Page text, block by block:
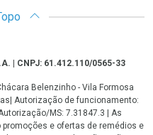
| CNPJ: 61.412.110/0565-33
Belenzinho - Vila Formosa
Autorização de funcionamento:
MS: 7.31847.3 | As
e ofertas de remédios e